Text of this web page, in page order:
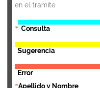
en el tramite
* Consulta
Sugerencia
Error
*Apellido y Nombre